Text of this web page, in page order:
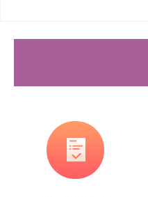
3，模型评估
生物医学工
学习与医学